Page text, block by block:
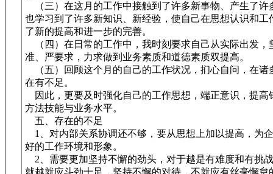
（三）在这月的工作中接触到了许多新事物、产生了许
也学习到了许多新知识、新经验，使自己在思想认识和工
了新的提高和进一步的完善。
（四）在日常的工作中，我时刻要求自己从实际出发，
准、严要求，力求做到业务素质和道德素质双提高。
（五）回顾这个月的自己的工作状况，扪心自问，在诸
在有不足。
因此，更要及时强化自己的工作思想，端正意识，提高
方法技能与业务水平。
五、存在的不足
1、对内部关系协调还不够，要从思想上加以提高，为
好的工作环境和形象。
2、需要更加坚持不懈的劲头，对于越是有难度和有挑
就越就应斗劲十足，坚持不懈的对待，不就应有丝毫懈怠